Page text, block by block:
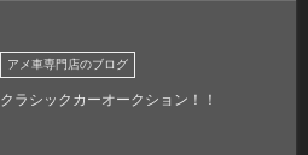
アメ車専門店のブログ
クラシックカーオークション！！